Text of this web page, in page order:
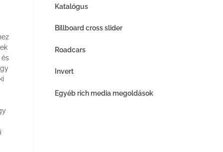
Katalógus
Billboard cross slider
Roadcars
Invert
Egyéb rich media megoldások